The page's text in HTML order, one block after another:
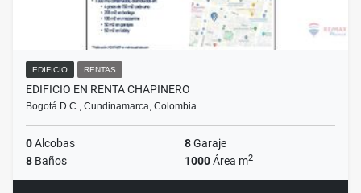
EDIFICIO RENTAS
EDIFICIO EN RENTA CHAPINERO
Bogotá D.C., Cundinamarca, Colombia
0Alcobas 8Garaje
8 Baños 1000Área m2